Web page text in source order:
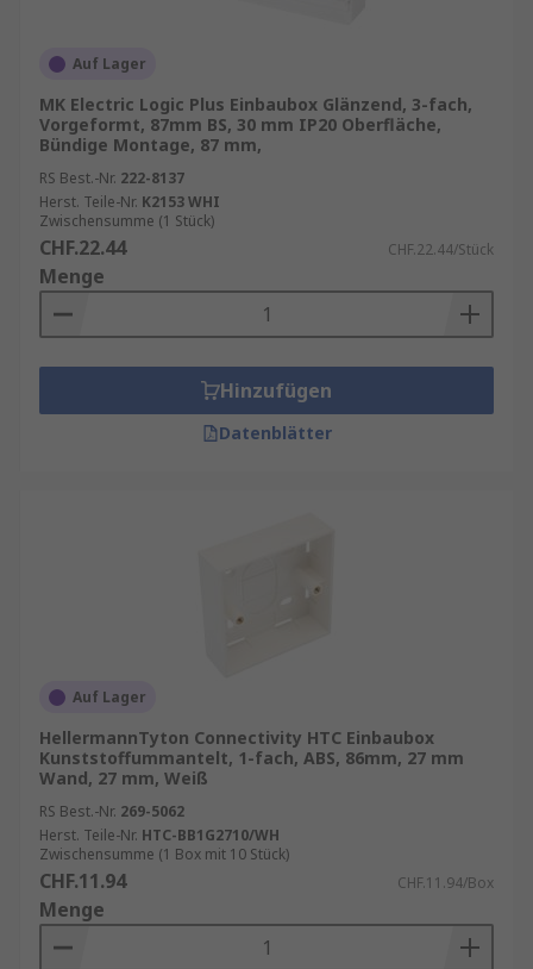
Auf Lager
MK Electric Logic Plus Einbaubox Glänzend, 3-fach,
Vorgeformt, 87mm BS, 30 mm IP20 Oberfläche,
Bündige Montage, 87 mm,
RS Best.-Nr. 222-8137
Herst. Teile-Nr. K2153 WHI
Zwischensumme (1 Stück)
CHF.22.44 CHF.22.44/Stück
Menge
Hinzufügen
Datenblätter
Auf Lager
HellermannTyton Connectivity HTC Einbaubox
Kunststoffummantelt, 1-fach, ABS, 86mm, 27 mm
Wand, 27 mm, Weiß
RS Best.-Nr. 269-5062
Herst. Teile-Nr. HTC-BB1G2710/WH
Zwischensumme (1 Box mit 10 Stück)
CHF.11.94 CHF.11.94/Box
Menge